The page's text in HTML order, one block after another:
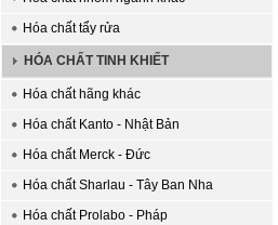
Hóa chất tẩy rửa
HÓA CHẤT TINH KHIẾT
Hóa chất hãng khác
Hóa chất Kanto - Nhật Bản
Hóa chất Merck - Đức
Hóa chất Sharlau - Tây Ban Nha
Hóa chất Prolabo - Pháp